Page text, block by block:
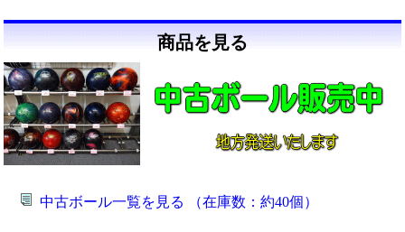
商品を見る
中古ボール一覧を見る （在庫数：約40個）